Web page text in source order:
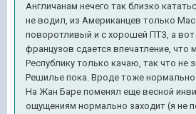
Англичанам нечего так близко
не водил, из Американцев только
поворотливый и с хорошей ПТЗ, а
французов сдается впечатление, что
Республику только качаю, так что не
Решилье пока. Вроде тоже нормально
На Жан Баре поменял еще весной
ощущениям нормально заходит (я не